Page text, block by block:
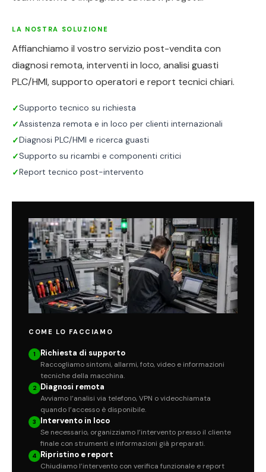
LA NOSTRA SOLUZIONE
Affianchiamo il vostro servizio post-vendita con
diagnosi remota, interventi in loco, analisi guasti
PLC/HMI, supporto operatori e report tecnici chiari.
✓Supporto tecnico su richiesta
✓Assistenza remota e in loco per clienti internazionali
✓Diagnosi PLC/HMI e ricerca guasti
✓Supporto su ricambi e componenti critici
✓Report tecnico post-intervento
COME LO FACCIAMO
1 Richiesta di supporto
Raccogliamo sintomi, allarmi, foto, video e informazioni
tecniche della macchina.
2 Diagnosi remota
Avviamo l’analisi via telefono, VPN o videochiamata
quando l’accesso è disponibile.
3 Intervento in loco
Se necessario, organizziamo l’intervento presso il cliente
finale con strumenti e informazioni già preparati.
4 Ripristino e report
Chiudiamo l’intervento con verifica funzionale e report